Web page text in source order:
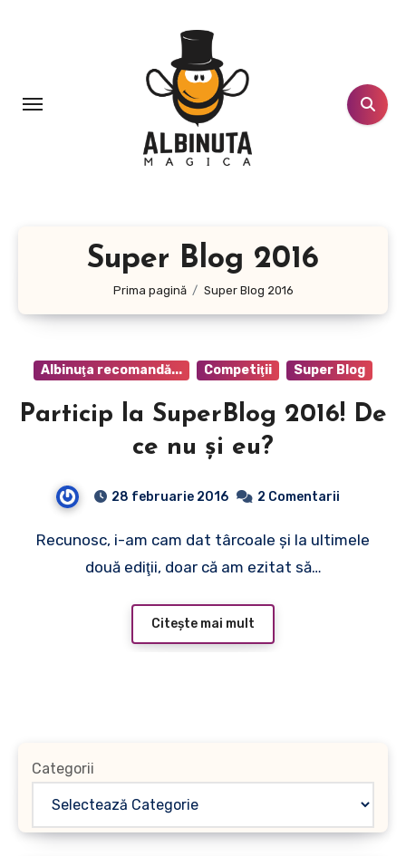
Super Blog 2016
Prima pagină Super Blog 2016
Albinuţa recomandă... Competiţii Super Blog
Particip la SuperBlog 2016! De
ce nu şi eu?
28 februarie 2016 2 Comentarii
Recunosc, i-am cam dat târcoale şi la ultimele
două ediţii, doar că am ezitat să…
Citește mai mult
Categorii